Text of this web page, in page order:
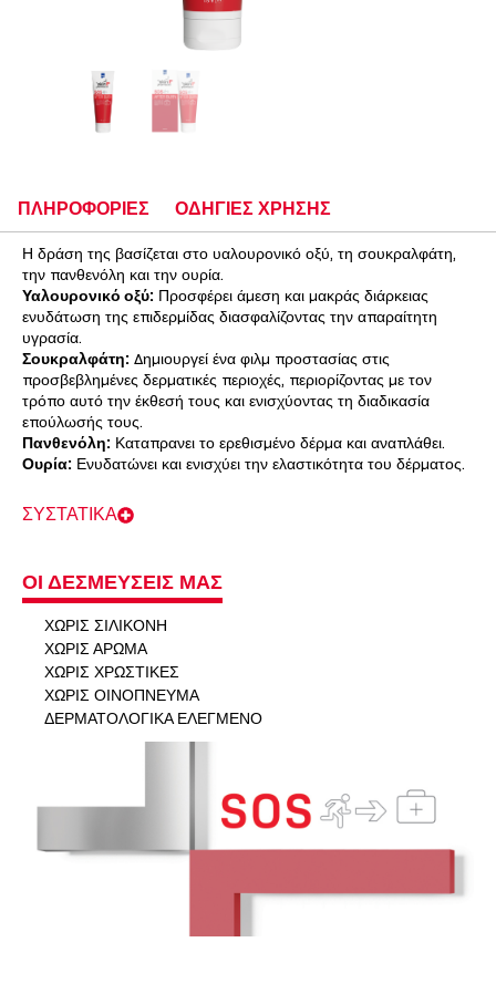
ΠΛΗΡΟΦΟΡΙΕΣ ΟΔΗΓΙΕΣ ΧΡΗΣΗΣ
Η δράση της βασίζεται στο υαλουρονικό οξύ, τη σουκραλφάτη,
την πανθενόλη και την ουρία.
Υαλουρονικό οξύ: Προσφέρει άμεση και μακράς διάρκειας
ενυδάτωση της επιδερμίδας διασφαλίζοντας την απαραίτητη
υγρασία.
Σουκραλφάτη: Δημιουργεί ένα φιλμ προστασίας στις
προσβεβλημένες δερματικές περιοχές, περιορίζοντας με τον
τρόπο αυτό την έκθεσή τους και ενισχύοντας τη διαδικασία
επούλωσής τους.
Πανθενόλη: Καταπρα­νει το ερεθισμένο δέρμα και αναπλάθει.
Ουρία: Ενυδατώνει και ενισχύει την ελαστικότητα του δέρματος.
ΣΥΣΤΑΤΙΚΑ
ΟΙ ΔΕΣΜΕΥΣΕΙΣ ΜΑΣ
XΩΡΊΣ ΣΙΛΙΚΌΝΗ
ΧΩΡΊΣ ΆΡΩΜΑ
ΧΩΡΊΣ ΧΡΩΣΤΙΚΈΣ
ΧΩΡΊΣ ΟΙΝΌΠΝΕΥΜΑ
ΔΕΡΜΑΤΟΛΟΓΙΚΆ ΕΛΕΓΜΈΝΟ